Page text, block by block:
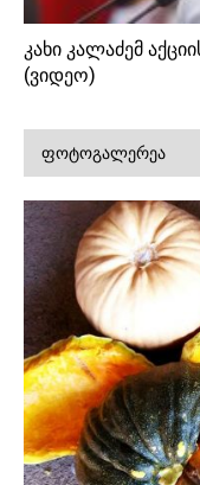
კახი კალაძემ
(ვიდეო)
ᲤᲝᲢᲝᲒᲐᲚᲔᲠᲔᲐ